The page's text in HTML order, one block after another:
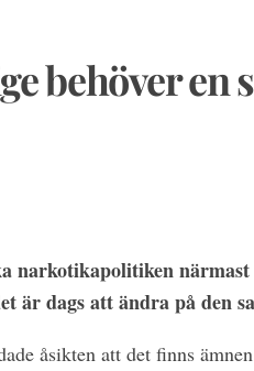
behöver en
narkotikapolitiken
är dags att ändra på den
åsikten att det finns